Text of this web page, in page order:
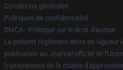
Conditions générales
Politiques de confidentialité
DMCA - Politique sur le droit d'auteur
Le présent règlement entre en vigueur
publication au Journal officiel de
transparence de la chaîne